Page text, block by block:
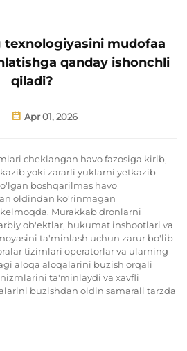
mudofaa
qanday ishonchli
qiladi?
Apr 01, 2026
cheklangan havo fazosiga kirib,
yoki zararli yuklarni yetkazib
boshqarilmas havo
oldindan ko'rinmagan
Murakkabdronlarni
ob'ektlar, hukumat inshootlari va
ta'minlash uchun zarur bo'lib
tizimlari operatorlar va ularning
aloqa aloqalarini buzish orqali
ta'minlaydi va xavfli
buzishdan oldin samarali tarzda